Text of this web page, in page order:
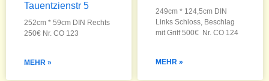
Tauentzienstr 5
252cm * 59cm DIN Rechts
250€ Nr. CO 123
MEHR »
249cm * 124,5cm DIN
Links Schloss, Beschlag
mit Griff 500€ Nr. CO 124
MEHR »